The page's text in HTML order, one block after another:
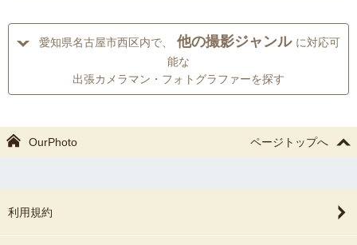
愛知県名古屋市西区内で、 他の撮影ジャンル に対応可
能な
出張カメラマン・フォトグラファーを探す
OurPhoto ページトップへ
利用規約